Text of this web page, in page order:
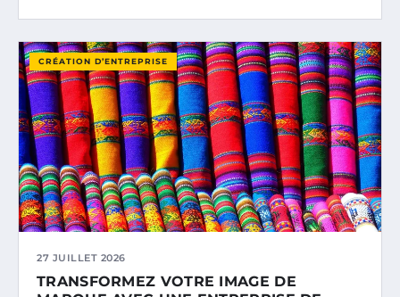
CRÉATION D’ENTREPRISE
27 JUILLET 2026
TRANSFORMEZ VOTRE IMAGE DE